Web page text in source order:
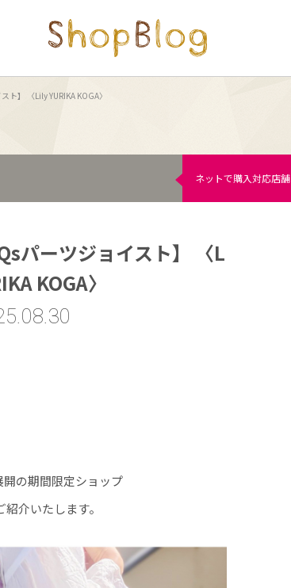
ト】 〈Lily YURIKA KOGA〉
ネットで購入対応店舗
パーツジョイスト】 〈L
KOGA〉
開の期間限定ショップ
介いたします。